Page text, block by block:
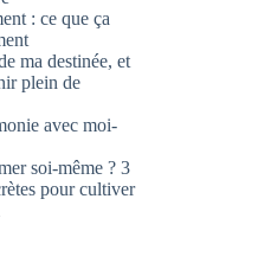
: ce que ça
ma destinée, et
plein de
avec moi-
soi-même ? 3
pour cultiver